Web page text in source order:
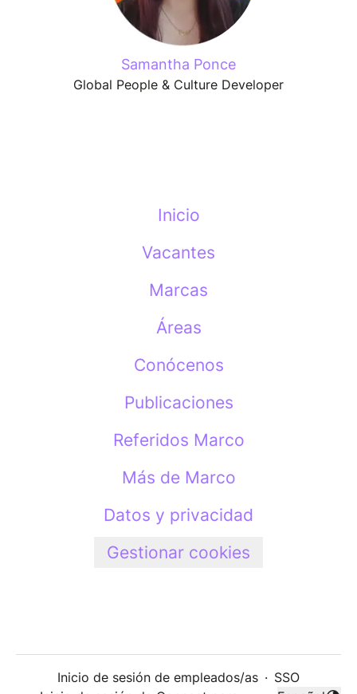
Samantha Ponce
Global People & Culture Developer
Inicio
Vacantes
Marcas
Áreas
Conócenos
Publicaciones
Referidos Marco
Más de Marco
Datos y privacidad
Gestionar cookies
Inicio de sesión de empleados/as · SSO